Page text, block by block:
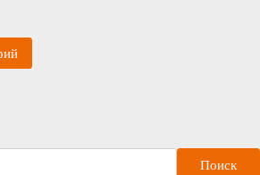
Поиск